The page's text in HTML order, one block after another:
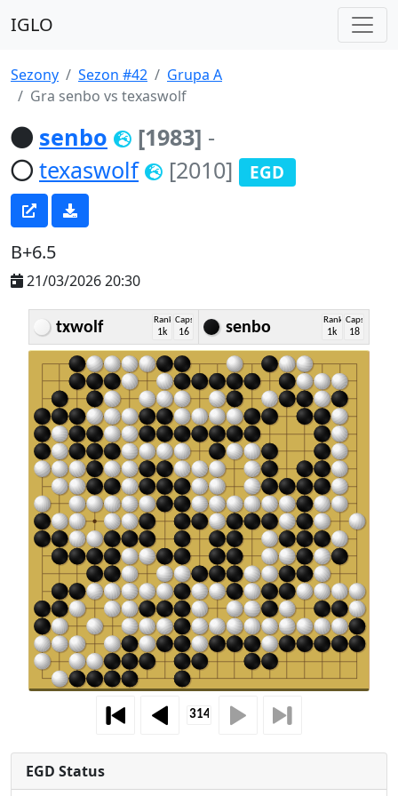
IGLO
Sezony Sezon #42
Grupa A
Gra senbo vs texaswolf
senbo [1983] -
texaswolf
[2010] EGD
B+6.5
21/03/2026 20:30
txwolf Rank
1k
Caps
16 senbo Rank
1k
Caps
18
EGD Status